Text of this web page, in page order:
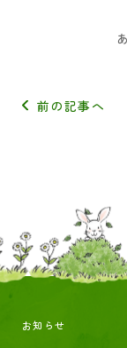
前の記事へ
お知らせ